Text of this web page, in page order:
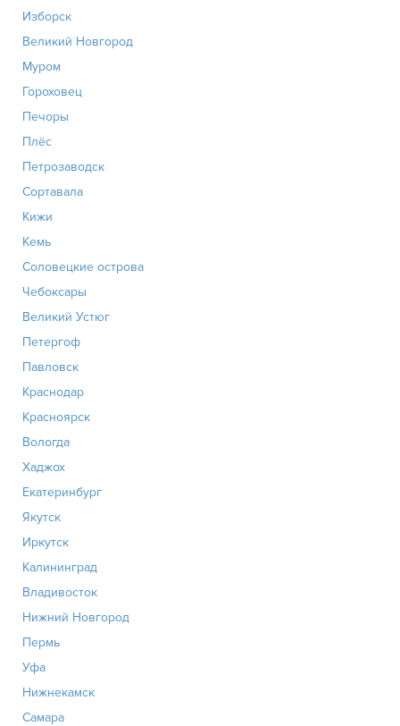
Изборск
Великий Новгород
Муром
Гороховец
Печоры
Плёс
Петрозаводск
Сортавала
Кижи
Кемь
Соловецкие острова
Чебоксары
Великий Устюг
Петергоф
Павловск
Краснодар
Красноярск
Вологда
Хаджох
Екатеринбург
Якутск
Иркутск
Калининград
Владивосток
Нижний Новгород
Пермь
Уфа
Нижнекамск
Самара